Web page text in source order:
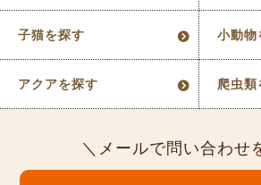
子猫を探す 小動物
アクアを探す 爬虫類
メールで問い合わせ